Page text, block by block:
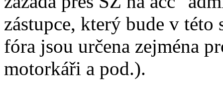
zástupce, který bude v této
fóra jsou určena zejména
motorkáři a pod.).